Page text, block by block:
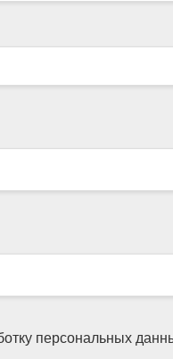
персональных